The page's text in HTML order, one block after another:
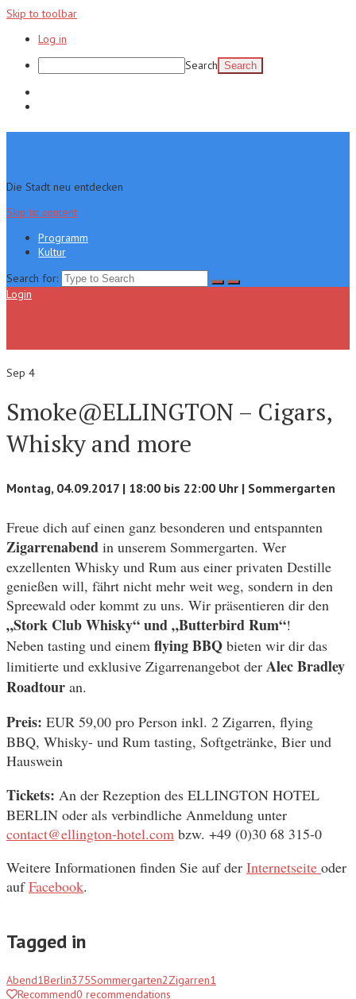
Skip to toolbar
Log in
Search
Die Stadt neu entdecken
Skip to content
Programm
Kultur
Search for:
Login
Sep 4
Smoke@ELLINGTON – Cigars,
Whisky and more
Montag, 04.09.2017 | 18:00 bis 22:00 Uhr | Sommergarten
Freue dich auf einen ganz besonderen und entspannten
Zigarrenabend in unserem Sommergarten. Wer
exzellenten Whisky und Rum aus einer privaten Destille
genießen will, fährt nicht mehr weit weg, sondern in den
Spreewald oder kommt zu uns. Wir präsentieren dir den
„Stork Club Whisky“ und „Butterbird Rum“!
Neben tasting und einem flying BBQ bieten wir dir das
limitierte und exklusive Zigarrenangebot der Alec Bradley
Roadtour an.
Preis: EUR 59,00 pro Person inkl. 2 Zigarren, flying
BBQ, Whisky- und Rum tasting, Softgetränke, Bier und
Hauswein
Tickets: An der Rezeption des ELLINGTON HOTEL
BERLIN oder als verbindliche Anmeldung unter
contact@ellington-hotel.com bzw. +49 (0)30 68 315-0
Weitere Informationen finden Sie auf der Internetseite oder
aufFacebook.
Tagged in
Abend1Berlin375Sommergarten2Zigarren1
Recommend0 recommendations